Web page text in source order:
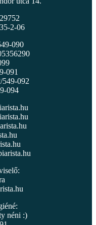
2-06
090
091
549-092
094
néni :)